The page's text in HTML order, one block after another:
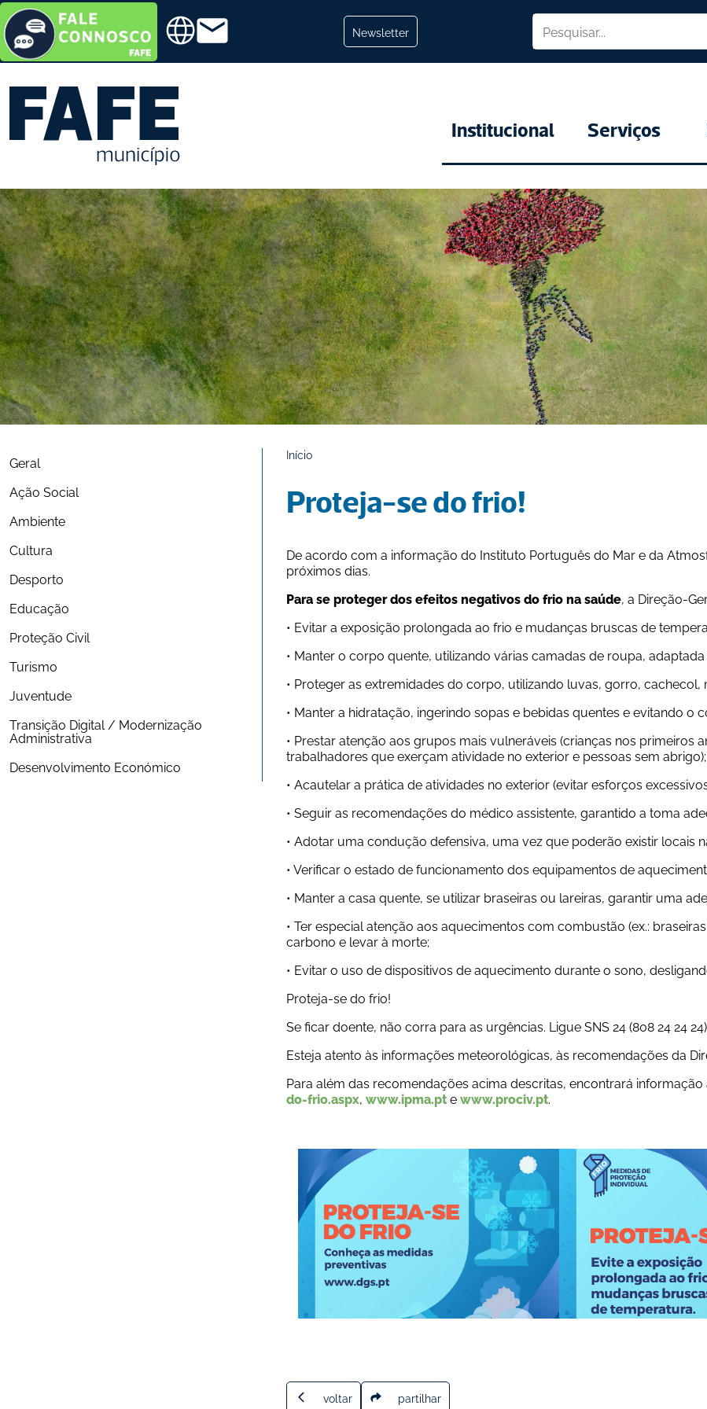
Newsletter
Institucional Serviços
Geral
Ação Social
Ambiente
Cultura
Desporto
Educação
Proteção Civil
Turismo
Juventude
Transição Digital / Modernização
Administrativa
Desenvolvimento Económico
Início
Proteja-se do frio!
De acordo com a informação do Instituto Português do Mar e da
próximos dias.
Para se proteger dos efeitos negativos do frio na saúde, a Direção-
• Evitar a exposição prolongada ao frio e mudanças bruscas de
• Manter o corpo quente, utilizando várias camadas de roupa,
• Proteger as extremidades do corpo, utilizando luvas, gorro,
• Manter a hidratação, ingerindo sopas e bebidas quentes e evitando
• Prestar atenção aos grupos mais vulneráveis (crianças nos
trabalhadores que exerçam atividade no exterior e pessoas sem abrigo);
• Acautelar a prática de atividades no exterior (evitar esforços
• Seguir as recomendações do médico assistente, garantido a toma
• Adotar uma condução defensiva, uma vez que poderão existir locais
• Verificar o estado de funcionamento dos equipamentos de
• Manter a casa quente, se utilizar braseiras ou lareiras, garantir uma
• Ter especial atenção aos aquecimentos com combustão (ex.:
carbono e levar à morte;
• Evitar o uso de dispositivos de aquecimento durante o sono,
Proteja-se do frio!
Se ficar doente, não corra para as urgências. Ligue SNS 24 (808 24 24
Esteja atento às informações meteorológicas, às recomendações da
Para além das recomendações acima descritas, encontrará informação
do-frio.aspx, www.ipma.pt e www.prociv.pt.
voltar partilhar